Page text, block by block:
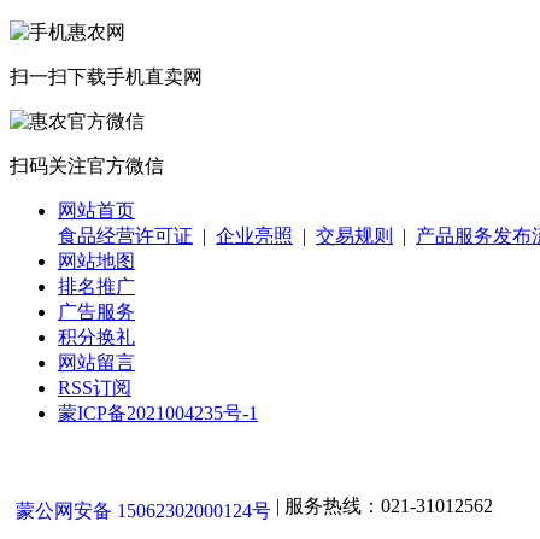
扫一扫下载手机直卖网
扫码关注官方微信
网站首页
食品经营许可证 | 企业亮照 | 交易规则 | 产品服务发布
网站地图
排名推广
广告服务
积分换礼
网站留言
RSS订阅
蒙ICP备2021004235号-1
蒙公网安备 15062302000124号 | 服务热线：021-31012562